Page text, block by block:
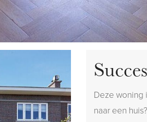
Deze woning
naar een